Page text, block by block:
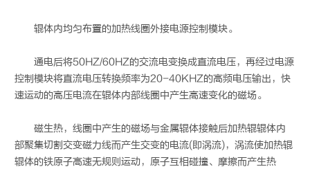
辊体内均匀布置的加热线圈外接电源控制模块。
通电后将50HZ/60HZ的交流电变换成直流电压，再经过电源
控制模块将直流电压转换频率为20-40KHZ的高频电压输出，快
速运动的高压电流在辊体内部线圈中产生高速变化的磁场。
磁生热，线圈中产生的磁场与金属辊体接触后加热辊辊体内
部聚集切割交变磁力线而产生交变的电流(即涡流)，涡流使加热辊
辊体的铁原子高速无规则运动，原子互相碰撞、摩擦而产生热